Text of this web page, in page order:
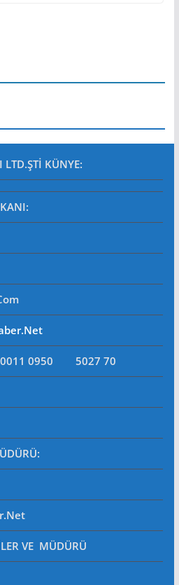
LTD.ŞTİ KÜNYE:
0011 0950 5027 70
:
VE MÜDÜRÜ